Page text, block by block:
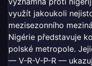
využít jakoukoli
mezisezonního
Nigérie představuje
polské metropole.
— V-R-V-P-R —